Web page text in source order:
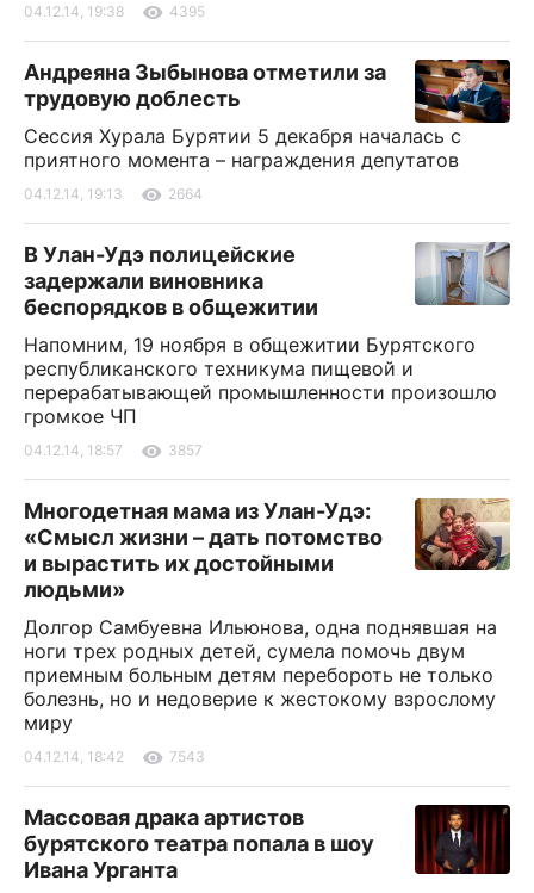
04.12.14, 19:38 4395
Андреяна Зыбынова отметили за
трудовую доблесть
Сессия Хурала Бурятии 5 декабря началась с
приятного момента – награждения депутатов
04.12.14, 19:13 2664
В Улан-Удэ полицейские
задержали виновника
беспорядков в общежитии
Напомним, 19 ноября в общежитии Бурятского
республиканского техникума пищевой и
перерабатывающей промышленности произошло
громкое ЧП
04.12.14, 18:57 3857
Многодетная мама из Улан-Удэ:
«Смысл жизни – дать потомство
и вырастить их достойными
людьми»
Долгор Самбуевна Ильюнова, одна поднявшая на
ноги трех родных детей, сумела помочь двум
приемным больным детям перебороть не только
болезнь, но и недоверие к жестокому взрослому
миру
04.12.14, 18:42 7543
Массовая драка артистов
бурятского театра попала в шоу
Ивана Урганта